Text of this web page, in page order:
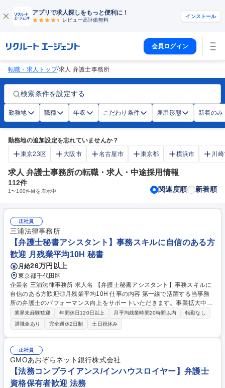
アプリで求人探しをもっと便利に！
レビュー高評価無料
インストール
会員ログイン
転職・求人トップ/求人 弁護士事務所
検索条件を設定する
勤務地 職種 年収 こだわり条件 雇用形態 新着のみ
勤務地の追加設定を忘れていませんか？
東京23区
大阪市 名古屋市 東京都 横浜市 川
求人 弁護士事務所の転職・求人・中途採用情報
112件
1〜100件目を表示中 関連度順 新着順
正社員
三浦法律事務所
【弁護士秘書アシスタント】事務スキルに自信のある方
歓迎 月残業平均10H 秘書
月給26万円以上
東京都千代田区
企業名 三浦法律事務所 求人名 【弁護士秘書アシスタント】事務スキルに
自信のある方歓迎◎月残業平均10H 仕事の内容 第一線で活躍する当事務
所の弁護士のパフォーマンス向上をサポートいただきます。事業拡大中で
弁護士の増員に伴い、秘書スタッフも増員いたします。入社後は先輩所員
のOJT教育により業務スキルを習得いただきま す。【詳細】■法律関係書
類の作成 ■その他弁護士業務全般のサポート(例:請求書作成、出張手配な
ど) ■電話・来客対応 ■スケジュール管理 ■書類コピー・ファイリング 【採
用背景】設立から8年目を迎え、100名を超える弁護士が所属していま
す。弁護士を万全の体制でサポートするため、秘書の増員を実施していま
す。 募集職種 【弁護士秘書アシスタント】事務スキルに自信のある方歓
迎◎月残業平均10H
業界未経験歓迎 年間休日120日以上 月平均残業時間20時間以内
転勤なし
退職金あり
完全週休2日制 土日祝休み
正社員
GMOあおぞらネット銀行株式会社
【法務コンプライアンス/インハウスロイヤー】弁護士
資格保有者歓迎 法務